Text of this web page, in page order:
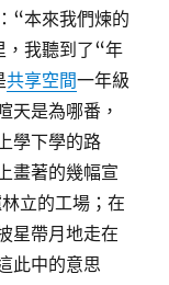
“本來我們煉的
，我聽到了“年
共享空間一年級
天是為哪番，
學下學的路
畫著的幾幅宣
立的工場；在
星帶月地走在
此中的意思